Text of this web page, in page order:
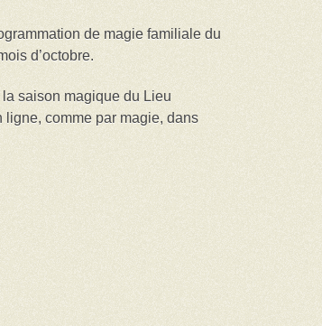
de magie familiale du
d’octobre.
saison magique du Lieu
ligne, comme par magie, dans